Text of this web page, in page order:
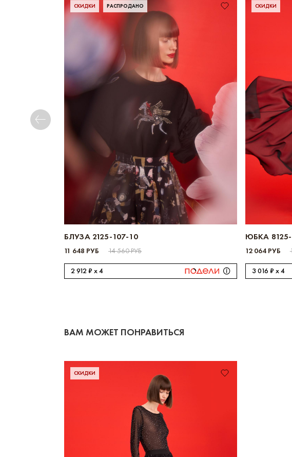
СКИДКИ РАСПРОДАНО
БЛУЗА 2125-107-10
11 648 РУБ 14 560 РУБ
2 912 ₽ x 4
СКИДКИ
ЮБКА 8125-
12 064 РУБ
3 016 ₽ x 4
ВАМ МОЖЕТ ПОНРАВИТЬСЯ
СКИДКИ